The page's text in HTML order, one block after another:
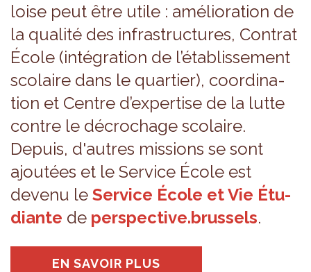
loise peut être utile : amé­lio­ra­tion de
la qua­lité des infra­struc­tures, Contrat
École (inté­gra­tion de l’éta­blis­se­ment
sco­laire dans le quar­tier), coor­di­na­
tion et Centre d’ex­per­tise de la lutte
contre le décro­chage sco­laire.
Depuis, d'autres mis­sions se sont
ajou­tées et le Ser­vice École est
devenu le Ser­vice École et Vie Étu­
diante de pers­pec­tive.brus­sels.
EN SAVOIR PLUS